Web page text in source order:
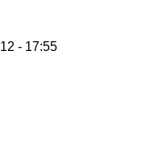
- 17:55